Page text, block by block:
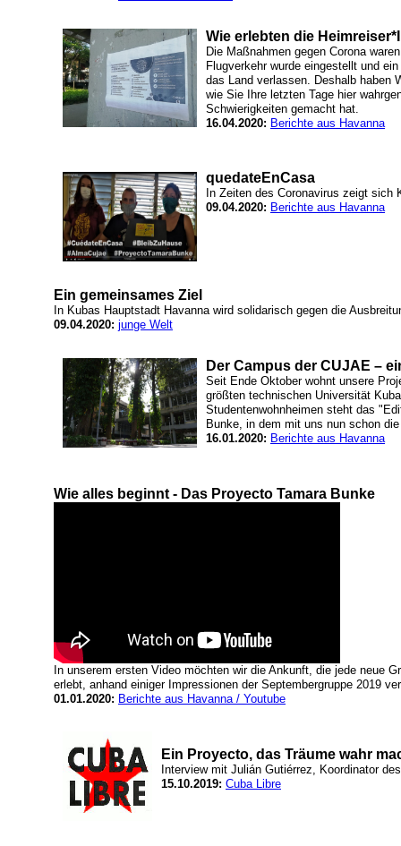
Wie erlebten die
Die Maßnahmen gegen Corona
Flugverkehr wurde eingestellt und
das Land verlassen. Deshalb haben
wie Sie Ihre letzten Tage hier
Schwierigkeiten gemacht hat.
16.04.2020: Berichte aus Havanna
quedateEnCasa
In Zeiten des Coronavirus zeigt
09.04.2020: Berichte aus Havanna
Ein gemeinsames Ziel
In Kubas Hauptstadt Havanna wird solidarisch gegen die
09.04.2020: junge Welt
Der Campus der CUJAE –
Seit Ende Oktober wohnt unsere
größten technischen Universität
Studentenwohnheimen steht das
Bunke, in dem mit uns nun schon
16.01.2020: Berichte aus Havanna
Wie alles beginnt - Das Proyecto Tamara Bunke
In unserem ersten Video möchten wir die Ankunft, die jede neue
erlebt, anhand einiger Impressionen der Septembergruppe 2019
01.01.2020: Berichte aus Havanna / Youtube
Ein Proyecto, das Träume wahr
Interview mit Julián Gutiérrez, Koordinator
15.10.2019: Cuba Libre